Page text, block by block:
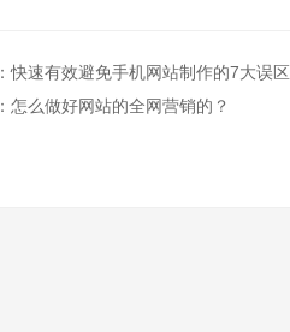
：快速有效避免手机网站制作的7大误区
： 怎么做好网站的全网营销的？